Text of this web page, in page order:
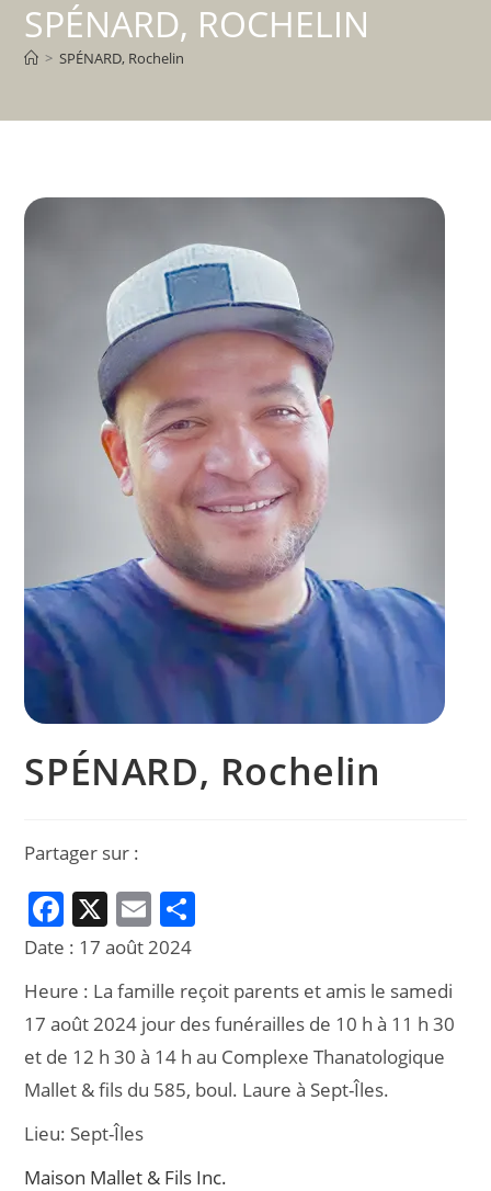
SPÉNARD, ROCHELIN
> SPÉNARD, Rochelin
SPÉNARD, Rochelin
Partager sur :
F
a
c
e
b
o
o
k
X E
m
ai
l
ta
g
er
Date : 17 août 2024
Heure : La famille reçoit parents et amis le samedi
17 août 2024 jour des funérailles de 10 h à 11 h 30
et de 12 h 30 à 14 h au Complexe Thanatologique
Mallet & fils du 585, boul. Laure à Sept-Îles.
Lieu: Sept-Îles
Maison Mallet & Fils Inc.